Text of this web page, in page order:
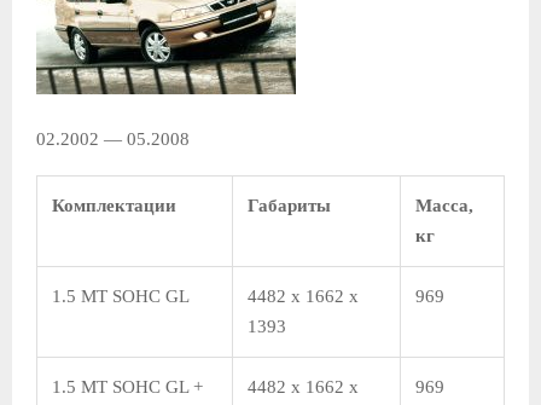
02.2002 — 05.2008
Комплектации Габариты
Масса,
кг
1.5 MT SOHC GL
4482 x 1662 x
1393
969
1.5 MT SOHC GL +
4482 x 1662 x
969